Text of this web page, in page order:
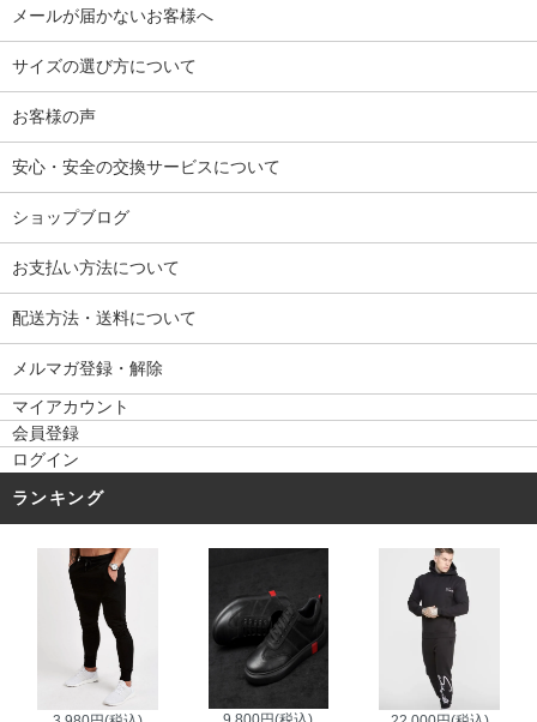
メールが届かないお客様へ
サイズの選び方について
お客様の声
安心・安全の交換サービスについて
ショップブログ
お支払い方法について
配送方法・送料について
メルマガ登録・解除
マイアカウント
会員登録
ログイン
ランキング